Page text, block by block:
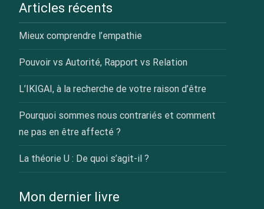
Articles récents
Mieux comprendre l’empathie
Pouvoir vs Autorité, Rapport vs Relation
L’IKIGAI, à la recherche de votre raison d’être
Pourquoi sommes nous contrariés et comment
ne pas en être affecté ?
La théorie U : De quoi s’agit-il ?
Mon dernier livre